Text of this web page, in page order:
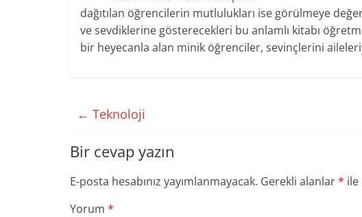
dağıtılan öğrencilerin mutlulukları ise görülmeye
ve sevdiklerine gösterecekleri bu anlamlı kitabı
bir heyecanla alan minik öğrenciler, sevinçlerini
← Teknoloji
Bir cevap yazın
E-posta hesabınız yayımlanmayacak. Gerekli alanlar*
Yorum *